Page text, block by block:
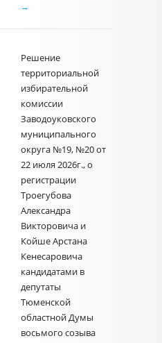
→
Решение
территориальной
избирательной
комиссии
Заводоуковского
муниципального
округа №19, №20 от
22 июля 2026г., о
регистрации
Троегубова
Александра
Викторовича и
Койше Арстана
Кенесаровича
кандидатами в
депутаты
Тюменской
областной Думы
восьмого созыва